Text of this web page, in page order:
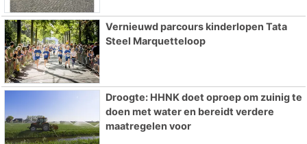
Vernieuwd parcours kinderlopen Tata
Steel Marquetteloop
Droogte: HHNK doet oproep om zuinig te
doen met water en bereidt verdere
maatregelen voor